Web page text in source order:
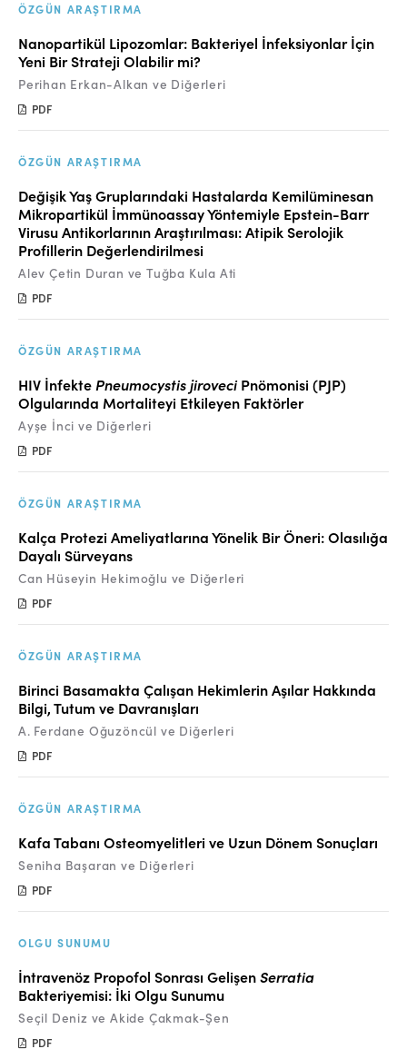
ÖZGÜN ARAŞTIRMA
Nanopartikül Lipozomlar: Bakteriyel İnfeksiyonlar İçin
Yeni Bir Strateji Olabilir mi?
Perihan Erkan-Alkan ve Diğerleri
PDF
ÖZGÜN ARAŞTIRMA
Değişik Yaş Gruplarındaki Hastalarda Kemilüminesan
Mikropartikül İmmünoassay Yöntemiyle Epstein-Barr
Virusu Antikorlarının Araştırılması: Atipik Serolojik
Profillerin Değerlendirilmesi
Alev Çetin Duran ve Tuğba Kula Ati
PDF
ÖZGÜN ARAŞTIRMA
HIV İnfekte Pneumocystis jiroveciPnömonisi (PJP)
Olgularında Mortaliteyi Etkileyen Faktörler
Ayşe İnci ve Diğerleri
PDF
ÖZGÜN ARAŞTIRMA
Kalça Protezi Ameliyatlarına Yönelik Bir Öneri: Olasılığa
Dayalı Sürveyans
Can Hüseyin Hekimoğlu ve Diğerleri
PDF
ÖZGÜN ARAŞTIRMA
Birinci Basamakta Çalışan Hekimlerin Aşılar Hakkında
Bilgi, Tutum ve Davranışları
A. Ferdane Oğuzöncül ve Diğerleri
PDF
ÖZGÜN ARAŞTIRMA
Kafa Tabanı Osteomyelitleri ve Uzun Dönem Sonuçları
Seniha Başaran ve Diğerleri
PDF
OLGU SUNUMU
İntravenöz Propofol Sonrası GelişenSerratia
Bakteriyemisi: İki Olgu Sunumu
Seçil Deniz ve Akide Çakmak-Şen
PDF